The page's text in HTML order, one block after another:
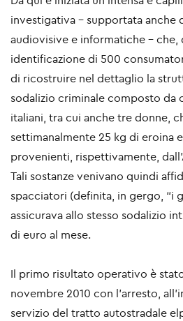
investigativa – supportata anche
audiovisive e informatiche –
identificazione di 500
di ricostruire nel dettaglio la
sodalizio criminale composto da
italiani, tra cui anche tre donne,
settimanalmente 25 kg di eroina
provenienti, rispettivamente,
Tali sostanze venivano quindi
spacciatori (definita, in gergo, “i
assicurava allo stesso sodalizio
di euro al mese.
Il primo risultato operativo è
novembre 2010 con l’arresto,
servizio del tratto autostradale